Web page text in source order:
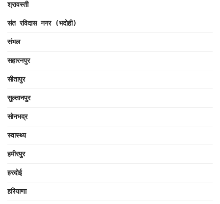
श्रावस्ती
संत रविदास नगर (भदोही)
संभल
सहारनपुर
सीतापुर
सुल्तानपुर
सोनभद्र
स्वास्थ्य
हमीरपुर
हरदोई
हरियाणा